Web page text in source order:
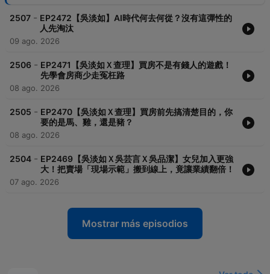
2507 - EP2472【吳淡如】AI時代何去何從？沒有這彈性的
人先淘汰
09 ago. 2026
2506 - EP2471【吳淡如Ｘ查理】買房不是有錢人的遊戲！
先學會房商少走冤枉路
08 ago. 2026
2505 - EP2470【吳淡如Ｘ查理】買房前先搞清楚目的，你
要的是馬、雞，還是豬？
08 ago. 2026
2504 - EP2469【吳淡如Ｘ吳芸言Ｘ吳品潔】女兒加入更強
大！把賣場「現場示範」搬到線上，竟讓業績翻倍！
07 ago. 2026
Mostrar más episodios